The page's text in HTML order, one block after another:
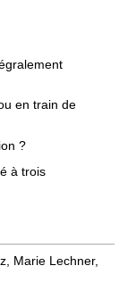
en train de
?
à trois
Marie Lechner,